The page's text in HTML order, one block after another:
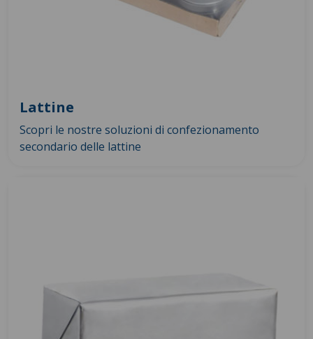
Lattine
Scopri le nostre soluzioni di confezionamento
secondario delle lattine